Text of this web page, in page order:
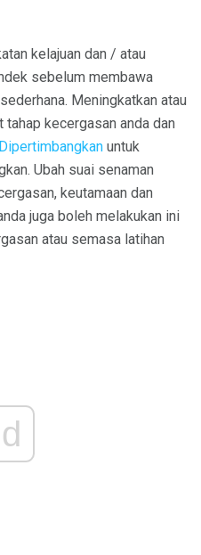
kelajuan dan / atau
sebelum membawa
Meningkatkan atau
tahap kecergasan anda dan
untuk
Ubah suai senaman
keutamaan dan
juga boleh melakukan ini
atau semasa latihan